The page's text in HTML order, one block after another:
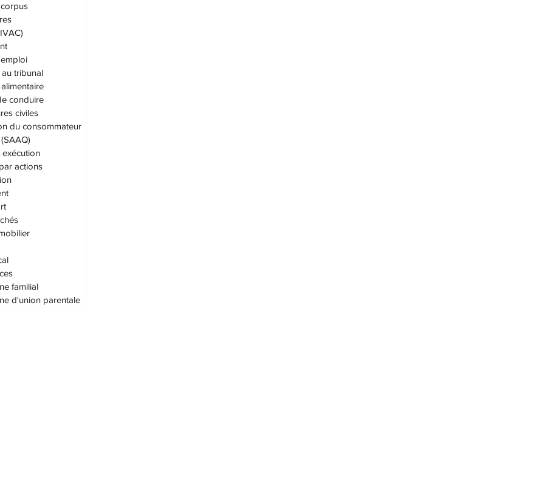
tribunal
conduire
civiles
du consommateur
exécution
actions
familial
d'union parentale